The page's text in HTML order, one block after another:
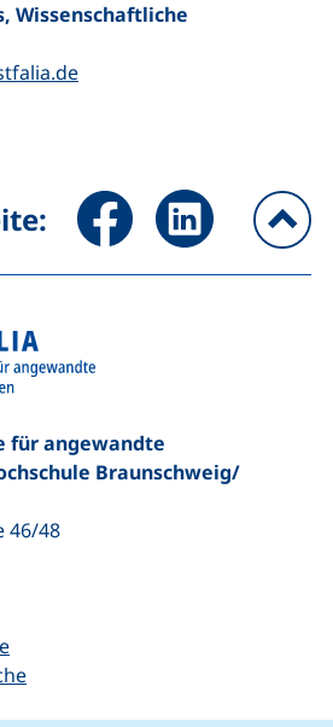
Wissenschaftliche
(öffnet Ihr E-Mail-
Seite über Facebook teilen
Seite über
für angewandte
Braunschweig/​
46/48
Link, öffnet neues Fenster)
einen Telefonanruf, wenn Ihr
(öffnet Ihr E-Mail-Programm)